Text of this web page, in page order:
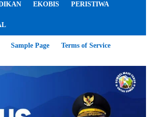
EKOBIS PERISTIWA
Sample Page Terms of Service